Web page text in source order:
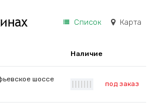
Список Карта
Наличие
шоссе
под заказ